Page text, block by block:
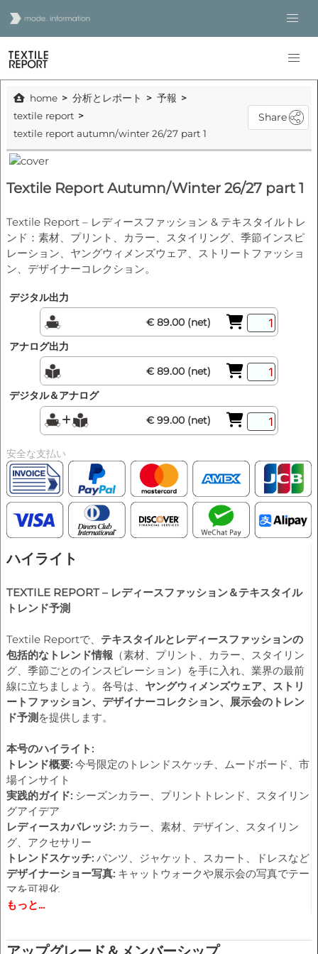
home 分析とレポート
予報
textile report
textile report autumn/winter 26/27 part 1
Share
Textile Report Autumn/Winter 26/27 part 1
Textile Report – レディースファッション & テキスタイルトレ
ンド：素材、プリント、カラー、スタイリング、季節インスピ
レーション、ヤングウィメンズウェア、ストリートファッショ
ン、デザイナーコレクション。
デジタル出力
€ 89.00 (net)
アナログ出力
€ 89.00 (net)
デジタル＆アナログ
€ 99.00 (net)
安全な支払い
ハイライト
TEXTILE REPORT – レディースファッション＆テキスタイル
トレンド予測
Textile Reportで、 テキスタイルとレディースファッションの
包括的なトレンド情報 （素材、プリント、カラー、スタイリン
グ、季節ごとのインスピレーション）を手に入れ、業界の最前
線に立ちましょう。各号は、 ヤングウィメンズウェア、ストリ
ートファッション、デザイナーコレクション、展示会のトレン
ド予測 を提供します。
本号のハイライト:
トレンド概要: 今号限定のトレンドスケッチ、ムードボード、市
場インサイト
実践的ガイド: シーズンカラー、プリントトレンド、スタイリン
グアイデア
レディースカバレッジ: カラー、素材、デザイン、スタイリン
グ、アクセサリー
トレンドスケッチ: パンツ、ジャケット、スカート、ドレスなど
デザイナーショー写真: キャットウォークや展示会の写真でテー
マを可視化
カラーハーモニー:
もっと...